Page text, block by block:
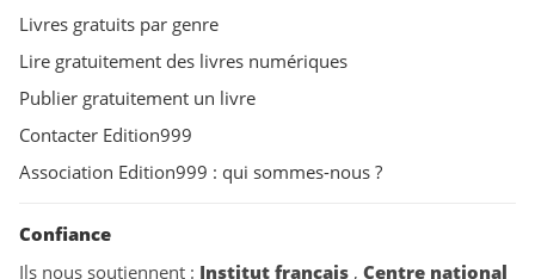
Livres gratuits par genre
Lire gratuitement des livres numériques
Publier gratuitement un livre
Contacter Edition999
Association Edition999 : qui sommes-nous ?
Confiance
Ils nous soutiennent : Institut français , Centre national